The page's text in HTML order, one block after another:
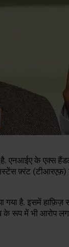
एनआईए के एक्स
फ़्रंट (टीआरएफ़)
है. इसमें
रूप में भी आरोप